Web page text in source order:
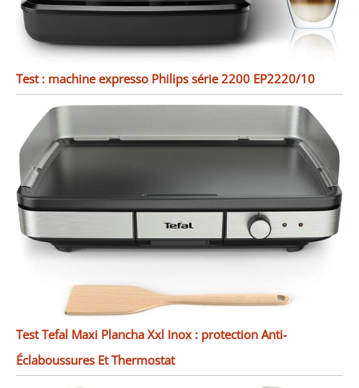
Test : machine expresso Philips série 2200 EP2220/10
Test Tefal Maxi Plancha Xxl Inox : protection Anti-
Éclaboussures Et Thermostat